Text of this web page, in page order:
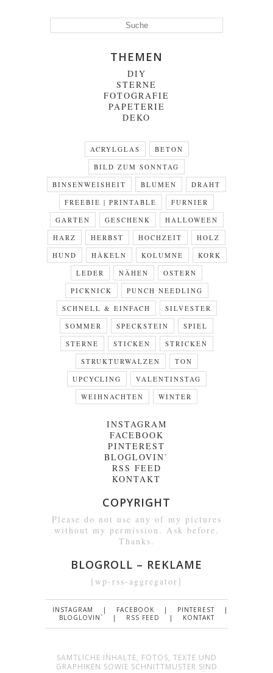
THEMEN
DIY
STERNE
FOTOGRAFIE
PAPETERIE
DEKO
ACRYLGLAS
BETON
BILD ZUM SONNTAG
BINSENWEISHEIT
BLUMEN
DRAHT
FREEBIE | PRINTABLE
FURNIER
GARTEN
GESCHENK
HALLOWEEN
HARZ
HERBST HOCHZEIT
HOLZ
HUND
HÄKELN KOLUMNE
KORK
LEDER
NÄHEN
OSTERN
PICKNICK
PUNCH NEEDLING
SCHNELL & EINFACH
SILVESTER
SOMMER
SPECKSTEIN
SPIEL
STERNE
STICKEN
STRICKEN
STRUKTURWALZEN
TON
UPCYCLING
VALENTINSTAG
WEIHNACHTEN
WINTER
INSTAGRAM
FACEBOOK
PINTEREST
BLOGLOVIN`
RSS FEED
KONTAKT
COPYRIGHT
Please do not use any of my pictures
without my permission. Ask before.
Thanks.
BLOGROLL – REKLAME
[wp-rss-aggregator]
INSTAGRAM FACEBOOK
PINTEREST
BLOGLOVIN`
RSS FEED KONTAKT
SÄMTLICHE INHALTE, FOTOS, TEXTE UND
GRAPHIKEN SOWIE SCHNITTMUSTER SIND